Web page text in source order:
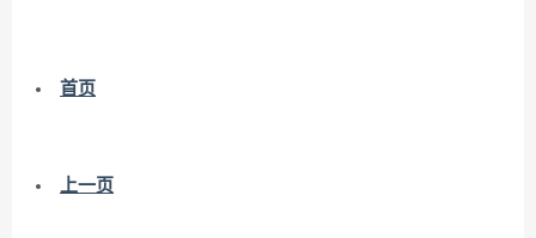
首页
上一页